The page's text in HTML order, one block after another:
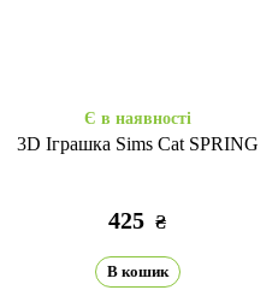
Є в наявності
3D Іграшка Sims Cat SPRING
425 ₴
В кошик